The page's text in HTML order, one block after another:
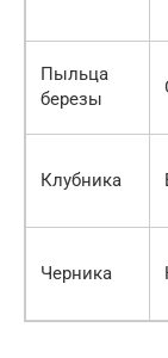
Пыльца
березы
Клубника
Черника